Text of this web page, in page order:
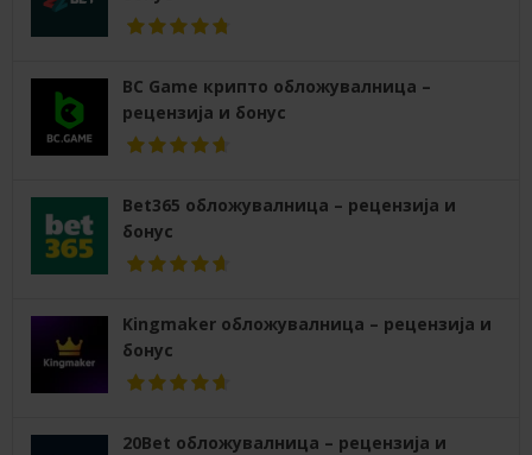
BC Game крипто обложувалница –
рецензија и бонус
Bet365 обложувалница – рецензија и
бонус
Kingmaker обложувалница – рецензија и
бонус
20Bet обложувалница – рецензија и